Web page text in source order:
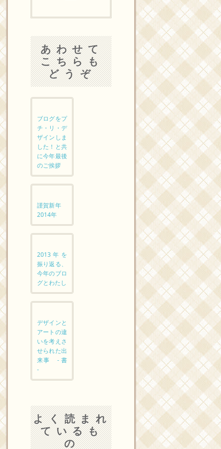
あわせて
こちらも
どうぞ
ブログをプ
チ・リ・デ
ザインしま
した！と共
に今年最後
のご挨拶
謹賀新年
2014年
2013年を
振り返る、
今年のブロ
グとわたし
デザインと
アートの違
いを考えさ
せられた出
来事 - 書
-
よく読まれ
ているも
の